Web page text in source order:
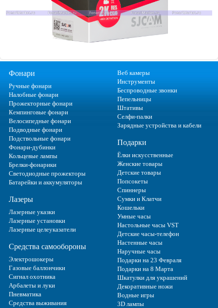
Фонари
Ручные фонари
Налобные фонари
Прожекторные фонари
Кемпинговые фонари
Велосипедные фонари
Подводные фонари
Подствольные фонари
Фонари-дубинки
Кольцевые лампы
Брелки-фонарики
Светодиодные прожекторы
Батарейки и аккумуляторы
Лазеры
Лазерные указки
Лазерные установки
Лазерные целеуказатели
Средства самообороны
Электрошокеры
Газовые баллончики
Сигнал охотника
Арбалеты и луки
Пневматика
Средства выживания
Веб камеры
Инструменты
Беспроводные звонки
Пепельницы
Штативы
Селфи-палки
Зарядные устройства и кабели
Подарки
Ёлки искусственные
Женские товары
Детские товары
Попсокеты
Спиннеры
Сумки и Клатчи
Кошельки
Умные часы
Настольные часы VST
Детские часы-телефон
Настенные часы
Наручные часы
Подарки на 23 Февраля
Подарки на 8 Марта
Шкатулки для украшений
Декоративные ножи
Водные игры
3D лампы